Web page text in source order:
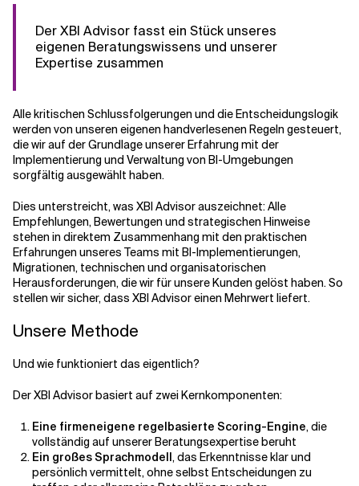
Der XBI Advisor fasst ein Stück unseres
eigenen Beratungswissens und unserer
Expertise zusammen
Alle kritischen Schlussfolgerungen und die Entscheidungslogik
werden von unseren eigenen handverlesenen Regeln gesteuert,
die wir auf der Grundlage unserer Erfahrung mit der
Implementierung und Verwaltung von BI-Umgebungen
sorgfältig ausgewählt haben.
Dies unterstreicht, was XBI Advisor auszeichnet: Alle
Empfehlungen, Bewertungen und strategischen Hinweise
stehen in direktem Zusammenhang mit den praktischen
Erfahrungen unseres Teams mit BI-Implementierungen,
Migrationen, technischen und organisatorischen
Herausforderungen, die wir für unsere Kunden gelöst haben. So
stellen wir sicher, dass XBI Advisor einen Mehrwert liefert.
Unsere Methode
Und wie funktioniert das eigentlich?
Der XBI Advisor basiert auf zwei Kernkomponenten:
Eine firmeneigene regelbasierte Scoring-Engine, die
vollständig auf unserer Beratungsexpertise beruht
Ein großes Sprachmodell, das Erkenntnisse klar und
persönlich vermittelt, ohne selbst Entscheidungen zu